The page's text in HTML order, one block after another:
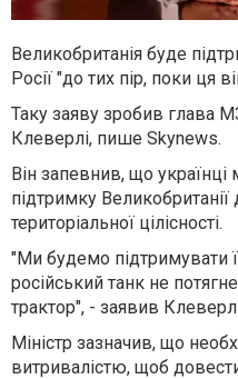
Великобританія буде
Росії "до тих пір, поки ця
Таку заяву зробив глава
Клеверлі, пише Skynews.
Він запевнив, що
підтримку
територіальної цілісності.
"Ми будемо підтримувати
російський танк не
трактор", - заявив
Міністр зазначив, що
витривалістю, щоб